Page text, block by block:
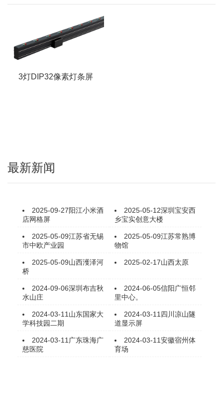
3灯DIP32像素灯条屏
最新新闻
2025-09-27阳江小米酒
店网格屏
2025-05-12深圳宝安西
乡宝实创意大楼
2025-05-09江苏省无锡
市中欧产业园
2025-05-09江苏常熟博
物馆
2025-05-09山西濩泽河
桥
2025-02-17山西太原
2024-09-06深圳布吉秋
水山庄
2024-06-05信阳广恒邻
里中心。
2024-03-11 山东国家大
学科技园二期
2024-03-11 四川凉山隧
道显示屏
2024-03-11 广东珠海广
慈医院
2024-03-11安徽宿州体
育场